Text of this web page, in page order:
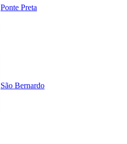
Ponte Preta
São Bernardo